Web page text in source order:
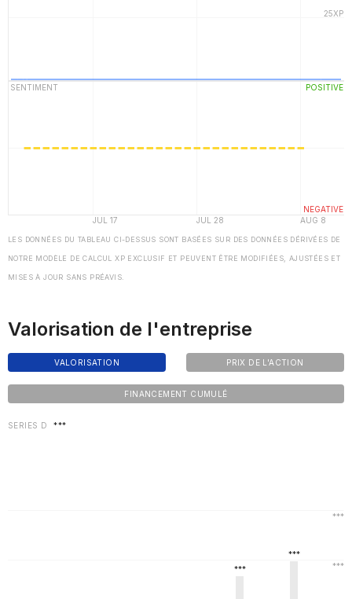
LES DONNÉES DU TABLEAU CI-DESSUS SONT BASÉES SUR DES DONNÉES DÉRIVÉES DE
NOTRE MODÈLE DE CALCUL XP EXCLUSIF ET PEUVENT ÊTRE MODIFIÉES, AJUSTÉES ET
MISES À JOUR SANS PRÉAVIS.
Valorisation de l'entreprise
VALORISATION PRIX DE L'ACTION
FINANCEMENT CUMULÉ
SERIES D ***